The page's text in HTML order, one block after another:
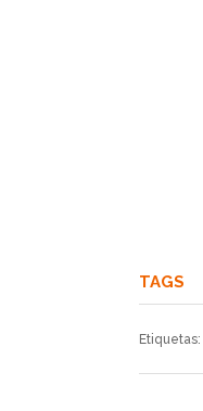
TAGS
Etiquetas: